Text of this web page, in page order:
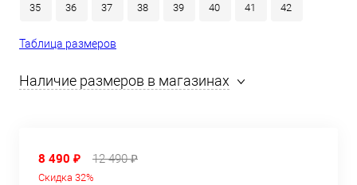
35 36 37 38 39 40 41 42
Таблица размеров
Наличие размеров в магазинах
8 490 ₽ 12 490 ₽
Скидка 32%